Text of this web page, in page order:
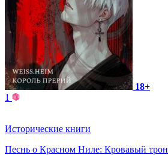
18+
1
Исторические книги
Песнь о Красном Ниле: Кровавый трон